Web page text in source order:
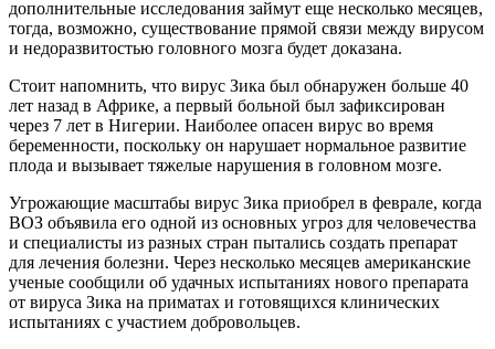
дополнительные исследования займут еще несколько месяцев,
тогда, возможно, существование прямой связи между вирусом
и недоразвитостью головного мозга будет доказана.
Стоит напомнить, что вирус Зика был обнаружен больше 40
лет назад в Африке, а первый больной был зафиксирован
через 7 лет в Нигерии. Наиболее опасен вирус во время
беременности, поскольку он нарушает нормальное развитие
плода и вызывает тяжелые нарушения в головном мозге.
Угрожающие масштабы вирус Зика приобрел в феврале, когда
ВОЗ объявила его одной из основных угроз для человечества
и специалисты из разных стран пытались создать препарат
для лечения болезни. Через несколько месяцев американские
ученые сообщили об удачных испытаниях нового препарата
от вируса Зика на приматах и готовящихся клинических
испытаниях с участием добровольцев.